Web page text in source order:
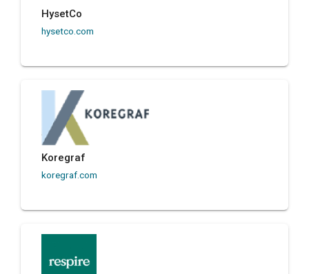
HysetCo
hysetco.com
Koregraf
koregraf.com